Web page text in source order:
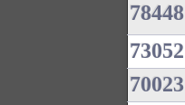
78448
73052
70023